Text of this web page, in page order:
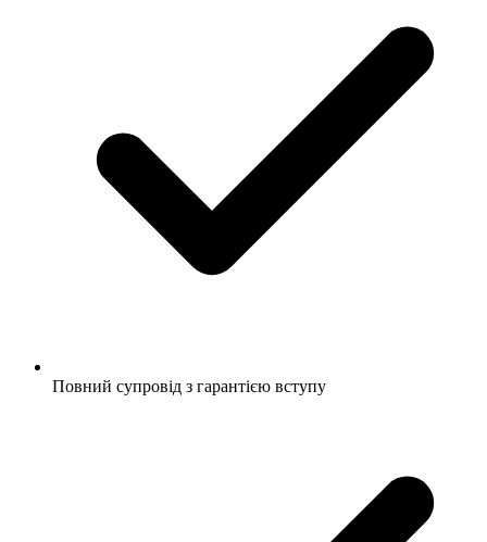
Повний супровід з гарантією вступу